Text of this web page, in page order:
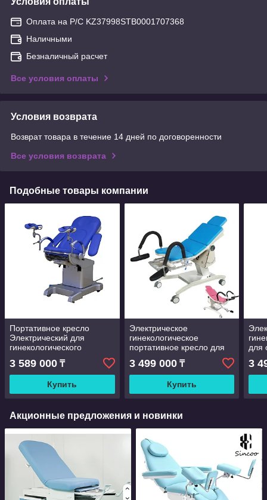
Оплата на Р/С KZ37998STB0001707368
Наличными
Безналичный расчет
Все условия оплаты
Условия возврата
Возврат товара в течение 14 дней по договоренности
Все условия возврата
Подобные товары компании
Портативное кресло
Электрический для
гинекологического
осмотра, современное
гинекологическое кресло
3 589 000 ₸
Купить
Электрическое
гинекологическое
портативное кресло для
осмотра с ножка
держателем
3 499 000₸
Купить
для
3
Акционные предложения и новинки